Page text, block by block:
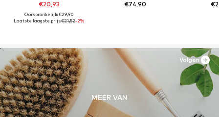
€20,93
Oorspronkelijk: €29,90
Laatste laagste prijs:€21,52-2%
€74,90
MEER VAN
Volgen